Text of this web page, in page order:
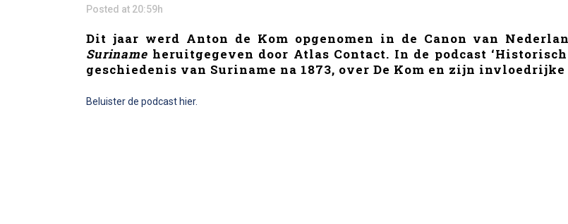
Posted at 20:59h
Dit jaar werd Anton de Kom opgenomen in de Canon van
Suriname heruitgegeven door Atlas Contact. In de podcast
geschiedenis van Suriname na 1873, over De Kom en zijn
Beluister de podcast hier.